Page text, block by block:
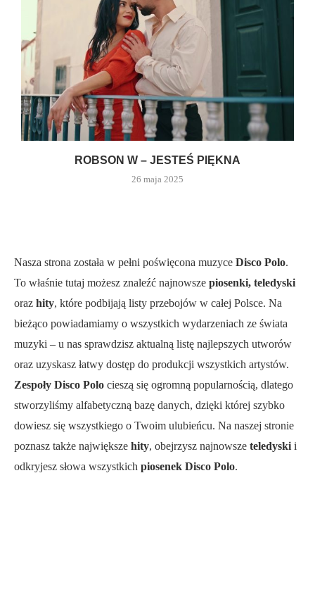
ROBSON W – JESTEŚ PIĘKNA
26 maja 2025
Nasza strona została w pełni poświęcona muzyce Disco Polo.
To właśnie tutaj możesz znaleźć najnowsze piosenki, teledyski
oraz hity, które podbijają listy przebojów w całej Polsce. Na
bieżąco powiadamiamy o wszystkich wydarzeniach ze świata
muzyki – u nas sprawdzisz aktualną listę najlepszych utworów
oraz uzyskasz łatwy dostęp do produkcji wszystkich artystów.
Zespoły Disco Polo cieszą się ogromną popularnością, dlatego
stworzyliśmy alfabetyczną bazę danych, dzięki której szybko
dowiesz się wszystkiego o Twoim ulubieńcu. Na naszej stronie
poznasz także największe hity, obejrzysz najnowsze teledyski i
odkryjesz słowa wszystkich piosenek Disco Polo.